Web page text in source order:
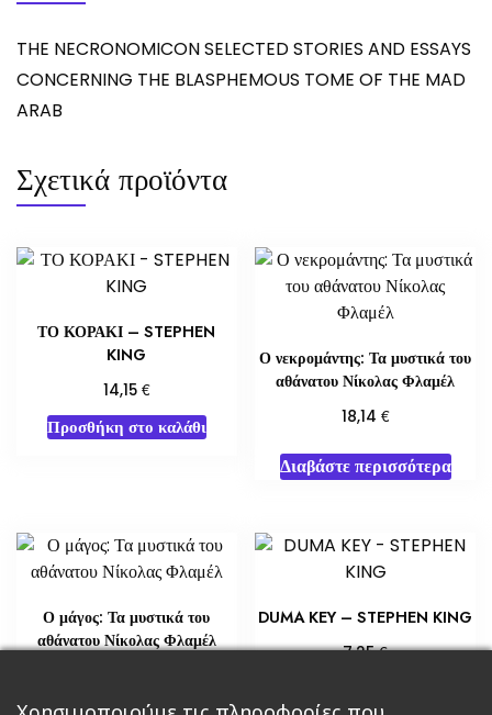
THE NECRONOMICON SELECTED STORIES AND ESSAYS
CONCERNING THE BLASPHEMOUS TOME OF THE MAD
ARAB
Σχετικά προϊόντα
ΤΟ ΚΟΡΑΚΙ – STEPHEN
KING
14,15 €
Προσθήκη στο καλάθι
Ο νεκρομάντης: Τα μυστικά του
αθάνατου Νίκολας Φλαμέλ
18,14 €
Διαβάστε περισσότερα
Ο μάγος: Τα μυστικά του
αθάνατου Νίκολας Φλαμέλ
DUMA KEY – STEPHEN KING
7,25€